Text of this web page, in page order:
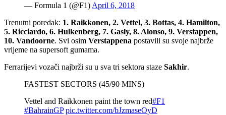
— Formula 1 (@F1) April 6, 2018
Trenutni poredak: 1. Raikkonen, 2. Vettel, 3. Bottas, 4. Hamilton,
5. Ricciardo, 6. Hulkenberg, 7. Gasly, 8. Alonso, 9. Verstappen,
10. Vandoorne. Svi osim Verstappena postavili su svoje najbrže
vrijeme na supersoft gumama.
Ferrarijevi vozači najbrži su u sva tri sektora staze Sakhir.
FASTEST SECTORS (45/90 MINS)
Vettel and Raikkonen paint the town red#F1
#BahrainGP pic.twitter.com/bJzmaseOyD